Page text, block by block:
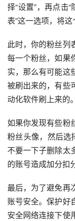
择“设置”，再点击
表”这一选项，将这
此时，你的粉丝列
每一个粉丝，如果
实，那么有可能这
被刷出来的，有些
动化软件刷上来的。
如果你发现有些粉
粉丝头像，然后选
不要一下子删除太
的账号造成加分扣
最后，为了避免再
账号安全。保护好
安全网络连接下使